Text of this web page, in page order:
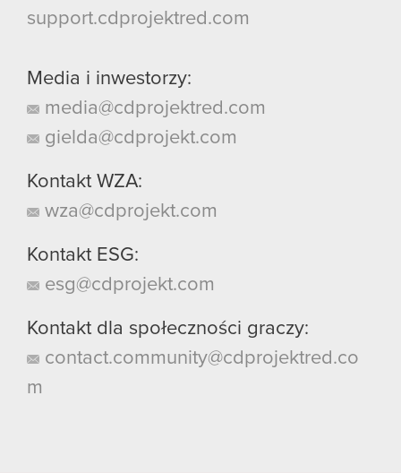
support.cdprojektred.com
Media i inwestorzy:
media@cdprojektred.com
gielda@cdprojekt.com
Kontakt WZA:
wza@cdprojekt.com
Kontakt ESG:
esg@cdprojekt.com
Kontakt dla społeczności graczy:
contact.community@cdprojektred.co
m